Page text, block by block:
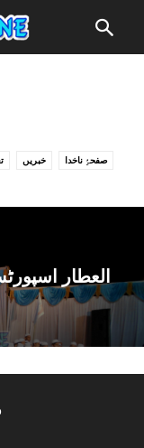
خبریں صفحۂِ ناخدا
العطار